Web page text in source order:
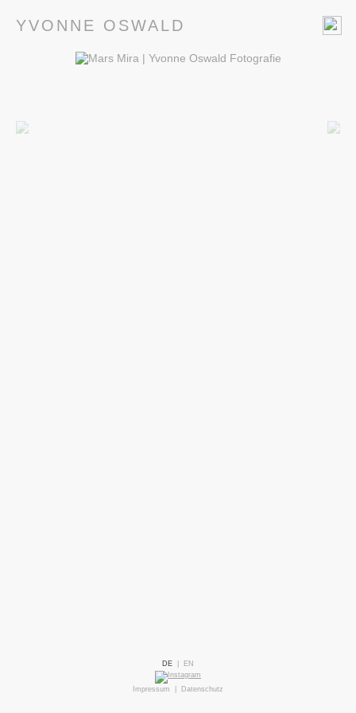
YVONNE OSWALD
DE EN
Impressum Datenschutz